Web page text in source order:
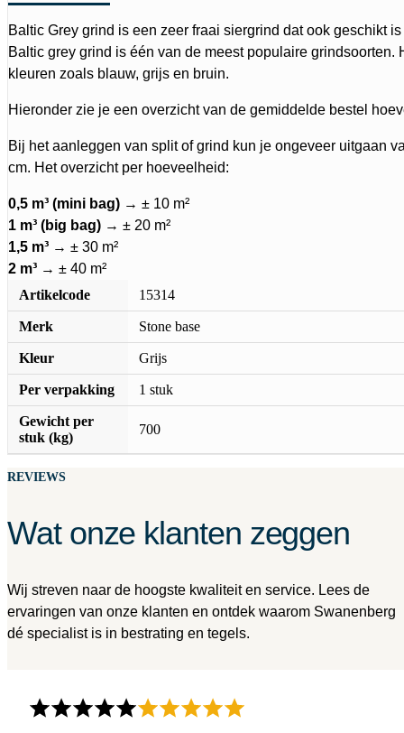
Baltic Grey grind is een zeer fraai siergrind dat ook geschikt
Baltic grey grind is één van de meest populaire grindsoorten.
kleuren zoals blauw, grijs en bruin.
Hieronder zie je een overzicht van de gemiddelde bestel
Bij het aanleggen van split of grind kun je ongeveer uitgaan
cm. Het overzicht per hoeveelheid:
0,5 m³ (mini bag) → ± 10 m²
1 m³ (big bag) → ± 20 m²
1,5 m³ → ± 30 m²
2 m³ → ± 40 m²
Artikelcode
15314
Merk Stone base
Kleur Grijs
Per verpakking 1 stuk
Gewicht per
stuk (kg)
700
REVIEWS
Wat onze klanten zeggen
Wij streven naar de hoogste kwaliteit en service. Lees de
ervaringen van onze klanten en ontdek waarom Swanenberg
dé specialist is in bestrating en tegels.